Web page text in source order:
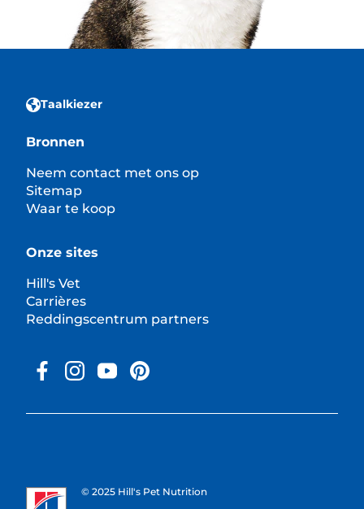
Taalkiezer
Bronnen
Neem contact met ons op
Sitemap
Waar te koop
Onze sites
Hill's Vet
Carrières
Reddingscentrum partners
© 2025 Hill's Pet Nutrition